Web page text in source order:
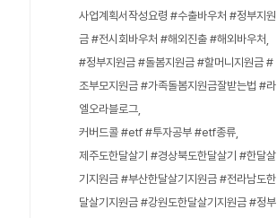
사업계획서작성요령 #수출바우처 #정부지원
금 #전시회바우처 #해외진출 #해외바우처
#정부지원금 #돌봄지원금 #할머니지원금 #
조부모지원금 #가족돌봄지원금잘받는법 #라
엘오라블로그
커버드콜 #etf #투자공부 #etf종류
제주도한달살기 #경상북도한달살기 #한달살
기지원금 #부산한달살기지원금 #전라남도한
달살기지원금 #강원도한달살기지원금 #정부